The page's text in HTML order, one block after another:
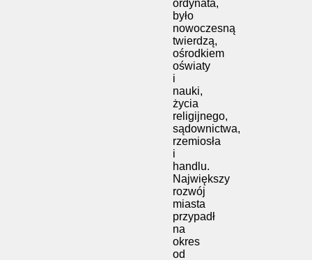
ordynata,
było
nowoczesną
twierdzą,
ośrodkiem
oświaty
i
nauki,
życia
religijnego,
sądownictwa,
rzemiosła
i
handlu.
Największy
rozwój
miasta
przypadł
na
okres
od